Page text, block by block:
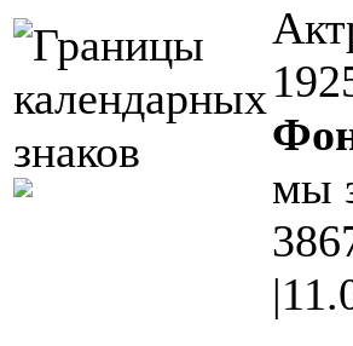
мы
|